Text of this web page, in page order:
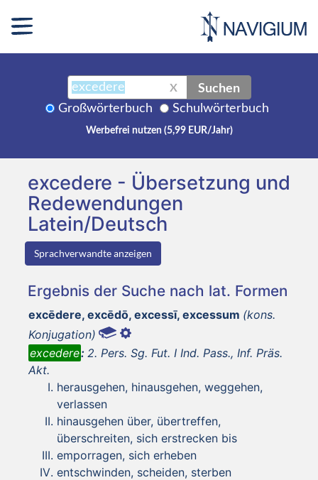
X Suchen
Großwörterbuch Schulwörterbuch
Werbefrei nutzen (5,99 EUR/Jahr)
excedere - Übersetzung und
Redewendungen
Latein/Deutsch
Sprachverwandte anzeigen
Ergebnis der Suche nach lat. Formen
excēdere, excēdō, excessī, excessum (kons.
Konjugation)
excedere: 2. Pers. Sg. Fut. I Ind. Pass., Inf. Präs.
Akt.
herausgehen, hinausgehen, weggehen,
verlassen
hinausgehen über, übertreffen,
überschreiten, sich erstrecken bis
emporragen, sich erheben
entschwinden, scheiden, sterben